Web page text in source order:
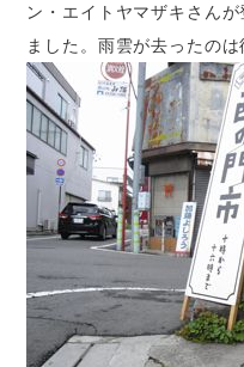
ン・エイトヤマザキさん
ました。雨雲が去ったの